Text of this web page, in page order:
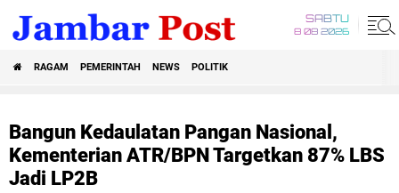
SABTU
8 08 2026
RAGAM PEMERINTAH NEWS POLITIK
Bangun Kedaulatan Pangan Nasional,
Kementerian ATR/BPN Targetkan 87% LBS
Jadi LP2B